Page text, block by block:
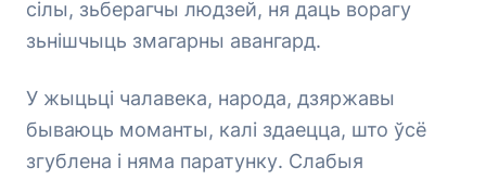
сілы, зьберагчы людзей, ня даць ворагу
зьнішчыць змагарны авангард.
У жыцьці чалавека, народа, дзяржавы
бываюць моманты, калі здаецца, што ўсё
згублена і няма паратунку. Слабыя